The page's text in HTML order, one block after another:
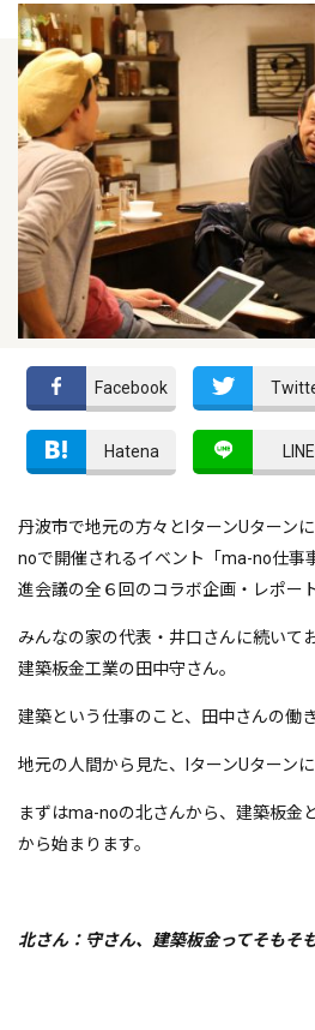
Facebook
Hatena LINE
丹波市で地元の方々とIターンUターン
noで開催されるイベント「ma-no仕事
進会議の全６回のコラボ企画・レポー
みんなの家の代表・井口さんに続いて
建築板金工業の田中守さん。
建築という仕事のこと、田中さんの働き
地元の人間から見た、IターンUターン
まずはma-noの北さんから、建築板金
から始まります。
北さん：守さん、建築板金ってそもそ